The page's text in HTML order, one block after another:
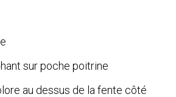
sur poche poitrine
au dessus de la fente côté